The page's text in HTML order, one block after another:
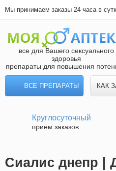
Мы принимаем заказы 24 часа в
все для Вашего сексуального
здоровья
препараты для повышения
ВСЕ ПРЕПАРАТЫ КАК
Круглосуточный
прием заказов
Сиалис днепр |